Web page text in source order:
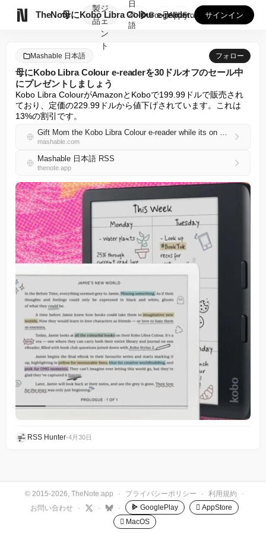
TheNote
製
品
ジ
ェ
ン
ト
母にKobo Libra Colour e-readerを3...
日
本
語
GooglePlay
AppStore サインイン
Mashable 日本語 フォロー
母にKobo Libra Colour e-readerを30ドルオフのセール中
にプレゼントしましょう
Kobo Libra ColourがAmazonとKoboで199.99ドルで販売され
ており、定価の229.99ドルから値下げされています。これは
13%の割引です。
Gift Mom the Kobo Libra Colour e-reader while its on sale for $30 off
mashable.com
Mashable 日本語 RSS
thenote.app
RSS Hunter•4月30日
© 2015-2026, TheNote.app · プライバシーポリシー · 利用規約
·
お問い合わせ
· · · GooglePlay
 AppStore
 MacOS